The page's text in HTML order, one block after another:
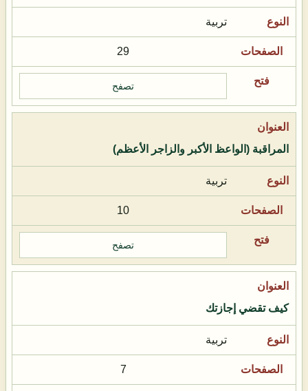
تربية
29
تصفح
المراقبة (الواعظ الأكبر والزاجر الأعظم)
تربية
10
تصفح
كيف تقضي إجازتك
تربية
7